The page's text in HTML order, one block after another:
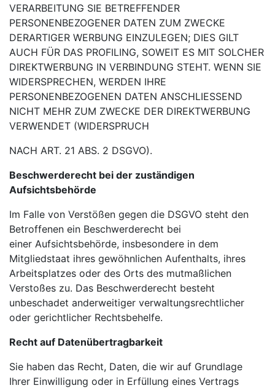
VERARBEITUNG SIE BETREFFENDER
PERSONENBEZOGENER DATEN ZUM ZWECKE
DERARTIGER WERBUNG EINZULEGEN; DIES GILT
AUCH FÜR DAS PROFILING, SOWEIT ES MIT SOLCHER
DIREKTWERBUNG IN VERBINDUNG STEHT. WENN SIE
WIDERSPRECHEN, WERDEN IHRE
PERSONENBEZOGENEN DATEN ANSCHLIESSEND
NICHT MEHR ZUM ZWECKE DER DIREKTWERBUNG
VERWENDET (WIDERSPRUCH
NACH ART. 21 ABS. 2 DSGVO).
Beschwerderecht bei der zuständigen
Aufsichtsbehörde
Im Falle von Verstößen gegen die DSGVO steht den
Betroffenen ein Beschwerderecht bei
einer Aufsichtsbehörde, insbesondere in dem
Mitgliedstaat ihres gewöhnlichen Aufenthalts, ihres
Arbeitsplatzes oder des Orts des mutmaßlichen
Verstoßes zu. Das Beschwerderecht besteht
unbeschadet anderweitiger verwaltungsrechtlicher
oder gerichtlicher Rechtsbehelfe.
Recht auf Datenübertragbarkeit
Sie haben das Recht, Daten, die wir auf Grundlage
Ihrer Einwilligung oder in Erfüllung eines Vertrags